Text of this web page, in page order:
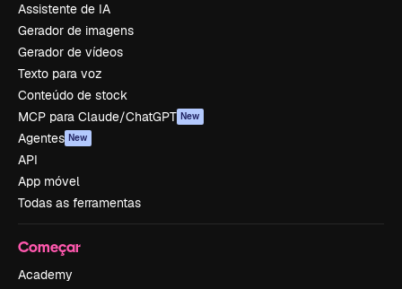
Assistente de IA
Gerador de imagens
Gerador de vídeos
Texto para voz
Conteúdo de stock
MCP para Claude/ChatGPT New
Agentes New
API
App móvel
Todas as ferramentas
Começar
Academy